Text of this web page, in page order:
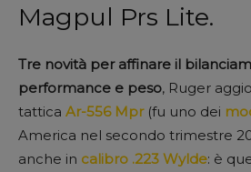
Magpul Prs Lite.
Tre novità per affinare il
performance e peso, Ruger
tattica Ar-556 Mpr(fu uno dei
America nel secondo trimestre
anche in calibro .223 Wylde: è